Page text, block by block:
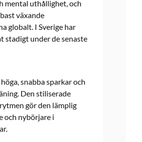
mental uthållighet, och
växande
globalt. I Sverige har
stadigt under de senaste
snabba sparkar och
Den stiliserade
gör den lämplig
och nybörjare i